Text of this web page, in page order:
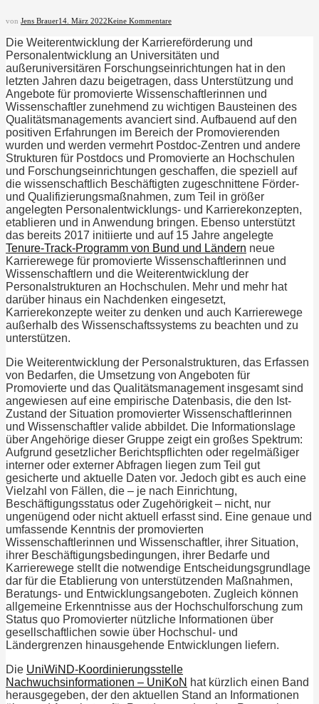
von Jens Brauer14. März 2022Keine Kommentare
Die Weiterentwicklung der Karriereförderung und
Personalentwicklung an Universitäten und
außeruniversitären Forschungseinrichtungen hat in den
letzten Jahren dazu beigetragen, dass Unterstützung und
Angebote für promovierte Wissenschaftlerinnen und
Wissenschaftler zunehmend zu wichtigen Bausteinen des
Qualitätsmanagements avanciert sind. Aufbauend auf den
positiven Erfahrungen im Bereich der Promovierenden
wurden und werden vermehrt Postdoc-Zentren und andere
Strukturen für Postdocs und Promovierte an Hochschulen
und Forschungseinrichtungen geschaffen, die speziell auf
die wissenschaftlich Beschäftigten zugeschnittene Förder-
und Qualifizierungsmaßnahmen, zum Teil in größer
angelegten Personalentwicklungs- und Karrierekonzepten,
etablieren und in Anwendung bringen. Ebenso unterstützt
das bereits 2017 initiierte und auf 15 Jahre angelegte
Tenure-Track-Programm von Bund und Ländern neue
Karrierewege für promovierte Wissenschaftlerinnen und
Wissenschaftlern und die Weiterentwicklung der
Personalstrukturen an Hochschulen. Mehr und mehr hat
darüber hinaus ein Nachdenken eingesetzt,
Karrierekonzepte weiter zu denken und auch Karrierewege
außerhalb des Wissenschaftssystems zu beachten und zu
unterstützen.
Die Weiterentwicklung der Personalstrukturen, das Erfassen
von Bedarfen, die Umsetzung von Angeboten für
Promovierte und das Qualitätsmanagement insgesamt sind
angewiesen auf eine empirische Datenbasis, die den Ist-
Zustand der Situation promovierter Wissenschaftlerinnen
und Wissenschaftler valide abbildet. Die Informationslage
über Angehörige dieser Gruppe zeigt ein großes Spektrum:
Aufgrund gesetzlicher Berichtspflichten oder regelmäßiger
interner oder externer Abfragen liegen zum Teil gut
gesicherte und aktuelle Daten vor. Jedoch gibt es auch eine
Vielzahl von Fällen, die – je nach Einrichtung,
Beschäftigungsstatus oder Zugehörigkeit – nicht, nur
ungenügend oder nicht aktuell erfasst sind. Eine genaue und
umfassende Kenntnis der promovierten
Wissenschaftlerinnen und Wissenschaftler, ihrer Situation,
ihrer Beschäftigungsbedingungen, ihrer Bedarfe und
Karrierewege stellt die notwendige Entscheidungsgrundlage
dar für die Etablierung von unterstützenden Maßnahmen,
Beratungs- und Entwicklungsangeboten. Zugleich können
allgemeine Erkenntnisse aus der Hochschulforschung zum
Status quo Promovierter nützliche Informationen über
gesellschaftlichen sowie über Hochschul- und
Ländergrenzen hinausgehende Entwicklungen liefern.
Die UniWiND-Koordinierungsstelle
Nachwuchsinformationen – UniKoN hat kürzlich einen Band
herausgegeben, der den aktuellen Stand an Informationen